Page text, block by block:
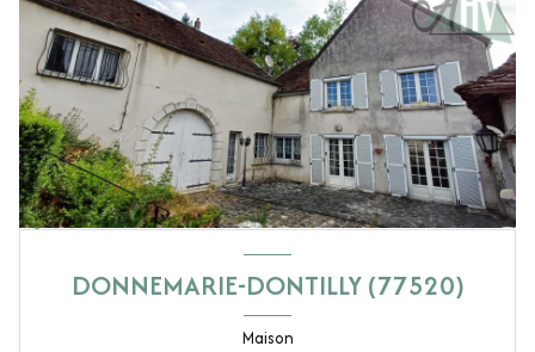
DONNEMARIE-DONTILLY (77520)
Maison